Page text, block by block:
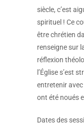
siècle, c’est
spirituel ! Ce
être chrétien
renseigne sur
réflexion
l’Église s’est
entretenir
ont été noués
Dates des